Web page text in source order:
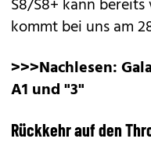
S8/S8+ kann
kommt bei uns am
>>>Nachlesen:
A1 und "3"
Rückkehr auf den